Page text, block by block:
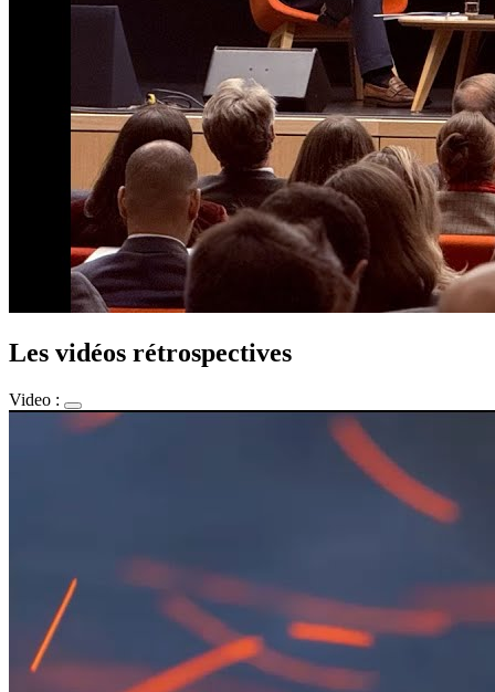
Les vidéos rétrospectives
Video :